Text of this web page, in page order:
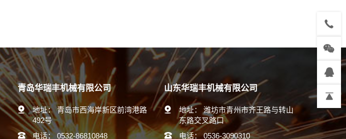
青岛华瑞丰机械有限公司
地址： 青岛市西海岸新区前湾港路
492号
电话： 0532-86810848
山东华瑞丰机械有限公司
地址：
潍坊市青州市齐王路与转山
东路交叉路口
电话： 0536-3090310